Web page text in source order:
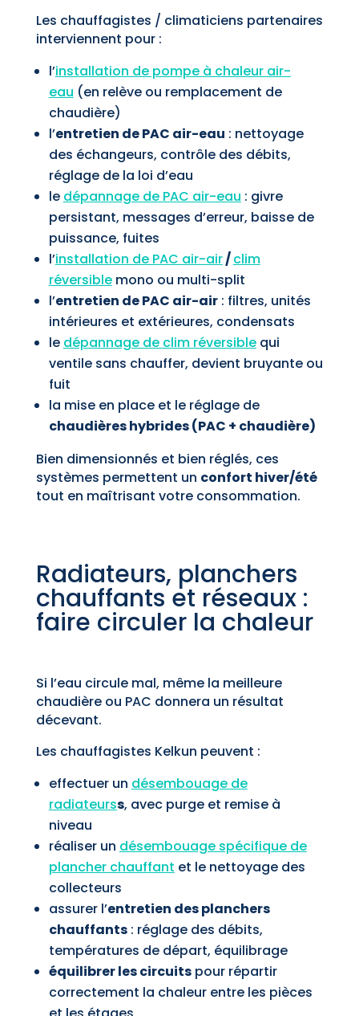
Les chauffagistes / climaticiens partenaires
interviennent pour :
l’installation de pompe à chaleur air-
eau (en relève ou remplacement de
chaudière)
l’entretien de PAC air-eau : nettoyage
des échangeurs, contrôle des débits,
réglage de la loi d’eau
le dépannage de PAC air-eau : givre
persistant, messages d’erreur, baisse de
puissance, fuites
l’installation de PAC air-air/clim
réversiblemono ou multi-split
l’entretien de PAC air-air: filtres, unités
intérieures et extérieures, condensats
le dépannage de clim réversiblequi
ventile sans chauffer, devient bruyante ou
fuit
la mise en place et le réglage de
chaudières hybrides (PAC + chaudière)
Bien dimensionnés et bien réglés, ces
systèmes permettent un confort hiver/été
tout en maîtrisant votre consommation.
Radiateurs, planchers
chauffants et réseaux :
faire circuler la chaleur
Si l’eau circule mal, même la meilleure
chaudière ou PAC donnera un résultat
décevant.
Les chauffagistes Kelkun peuvent :
effectuer un désembouage de
radiateurss, avec purge et remise à
niveau
réaliser un désembouage spécifique de
plancher chauffant et le nettoyage des
collecteurs
assurer l’entretien des planchers
chauffants: réglage des débits,
températures de départ, équilibrage
équilibrer les circuitspour répartir
correctement la chaleur entre les pièces